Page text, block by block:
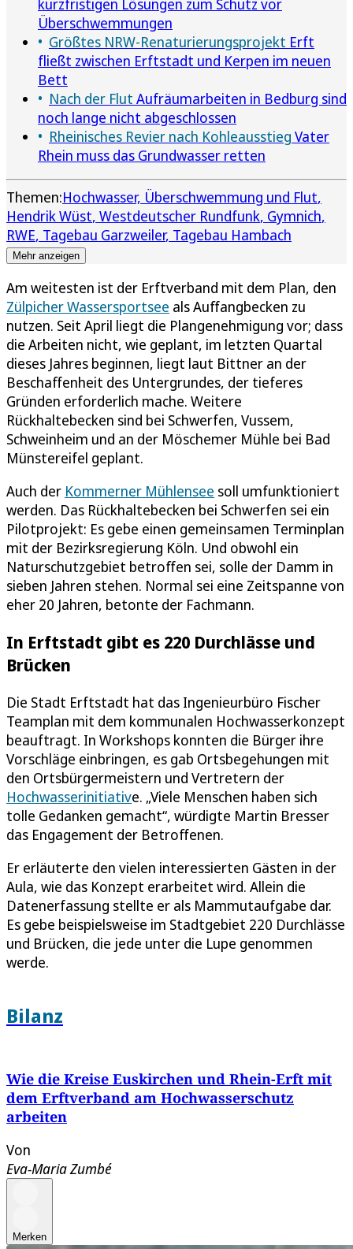
Überschwemmungen
Größtes NRW-Renaturierungsprojekt Erft
fließt zwischen Erftstadt und Kerpen im neuen
Bett
Nach der Flut Aufräumarbeiten in Bedburg sind
noch lange nicht abgeschlossen
Rheinisches Revier nach Kohleausstieg Vater
Rhein muss das Grundwasser retten
Themen:Hochwasser, Überschwemmung und Flut
Hendrik Wüst Westdeutscher Rundfunk Gymnich
RWE Tagebau Garzweiler Tagebau Hambach
Mehr anzeigen
Am weitesten ist der Erftverband mit dem Plan, den
Zülpicher Wassersportsee als Auffangbecken zu
nutzen. Seit April liegt die Plangenehmigung vor; dass
die Arbeiten nicht, wie geplant, im letzten Quartal
dieses Jahres beginnen, liegt laut Bittner an der
Beschaffenheit des Untergrundes, der tieferes
Gründen erforderlich mache. Weitere
Rückhaltebecken sind bei Schwerfen, Vussem,
Schweinheim und an der Möschemer Mühle bei Bad
Münstereifel geplant.
Auch der Kommerner Mühlensee soll umfunktioniert
werden. Das Rückhaltebecken bei Schwerfen sei ein
Pilotprojekt: Es gebe einen gemeinsamen Terminplan
mit der Bezirksregierung Köln. Und obwohl ein
Naturschutzgebiet betroffen sei, solle der Damm in
sieben Jahren stehen. Normal sei eine Zeitspanne von
eher 20 Jahren, betonte der Fachmann.
In Erftstadt gibt es 220 Durchlässe und
Brücken
Die Stadt Erftstadt hat das Ingenieurbüro Fischer
Teamplan mit dem kommunalen Hochwasserkonzept
beauftragt. In Workshops konnten die Bürger ihre
Vorschläge einbringen, es gab Ortsbegehungen mit
den Ortsbürgermeistern und Vertretern der
Hochwasserinitiative. „Viele Menschen haben sich
tolle Gedanken gemacht“, würdigte Martin Bresser
das Engagement der Betroffenen.
Er erläuterte den vielen interessierten Gästen in der
Aula, wie das Konzept erarbeitet wird. Allein die
Datenerfassung stellte er als Mammutaufgabe dar.
Es gebe beispielsweise im Stadtgebiet 220 Durchlässe
und Brücken, die jede unter die Lupe genommen
werde.
Bilanz
Wie die Kreise Euskirchen und Rhein-Erft mit
dem Erftverband am Hochwasserschutz
arbeiten
Von
Eva-Maria Zumbé
Merken